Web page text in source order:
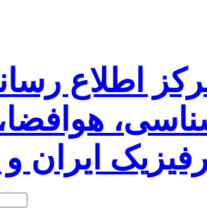
اطلاع
ایران و